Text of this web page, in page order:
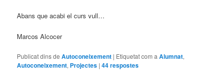
Abans que acabi el curs vull…
Marcos Alcocer
Publicat dins de Autoconeixement | Etiquetat com a Alumnat,
Autoconeixement, Projectes |44respostes